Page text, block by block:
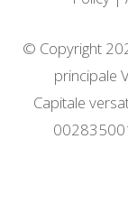
© Copyright
principale
Capitale